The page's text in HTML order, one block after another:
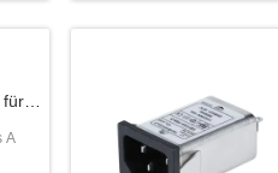
für
A